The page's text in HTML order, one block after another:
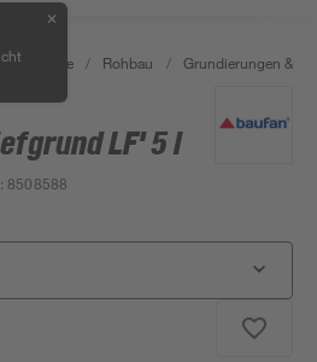
✕
Baustoffe / Rohbau /
Grundierungen &
LF' 5 l
: 8508588